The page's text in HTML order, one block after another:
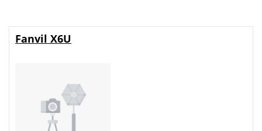
Fanvil X6U